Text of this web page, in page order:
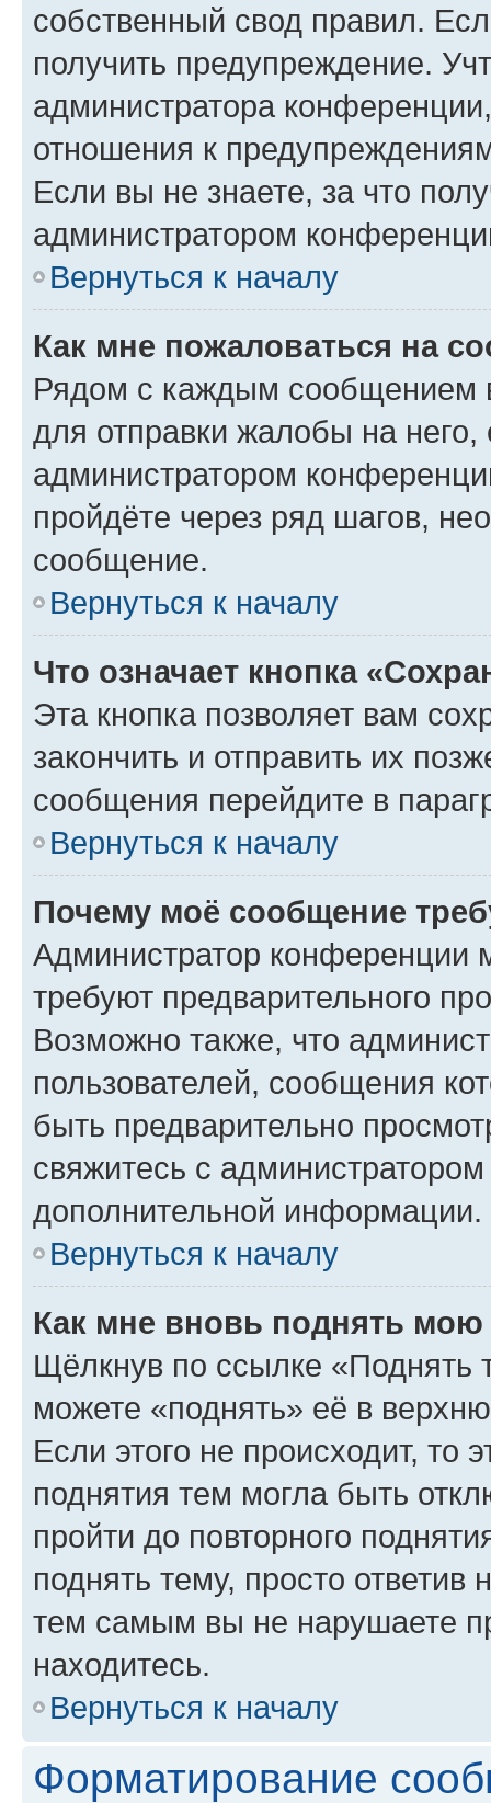
собственный свод правил.
получить предупреждение.
администратора
отношения к
Если вы не знаете, за что
администратором
Вернуться к началу
Как мне пожаловаться на
Рядом с каждым сообщением
для отправки жалобы на
администратором
пройдёте через ряд шагов,
сообщение.
Вернуться к началу
Что означает кнопка
Эта кнопка позволяет вам
закончить и отправить их
сообщения перейдите в
Вернуться к началу
Почему моё сообщение
Администратор конференции
требуют предварительного
Возможно также, что
пользователей, сообщения
быть предварительно
свяжитесь с
дополнительной информации.
Вернуться к началу
Как мне вновь поднять мою
Щёлкнув по ссылке «Поднять
можете «поднять» её в
Если этого не происходит, то
поднятия тем могла быть
пройти до повторного
поднять тему, просто ответив
тем самым вы не нарушаете
находитесь.
Вернуться к началу
Форматирование